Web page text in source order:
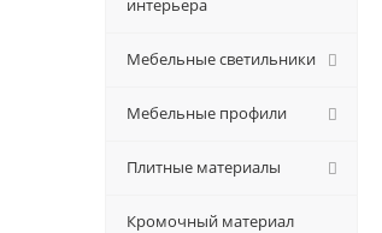
интерьера
Мебельные светильники
Мебельные профили
Плитные материалы
Кромочный материал